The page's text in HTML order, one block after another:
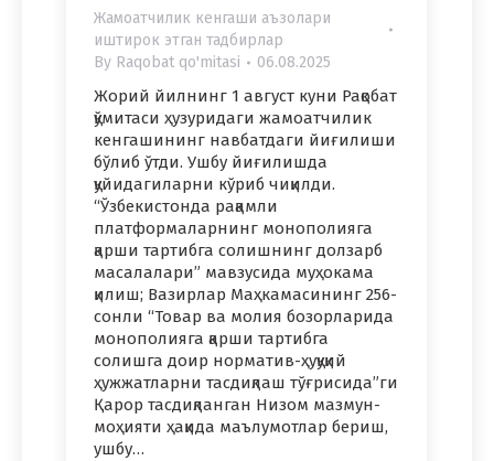
Жамоатчилик кенгаши аъзолари
иштирок этган тадбирлар
By Raqobat qo'mitasi 06.08.2025
Жорий йилнинг 1 август куни Рақобат
қўмитаси ҳузуридаги жамоатчилик
кенгашининг навбатдаги йиғилиши
бўлиб ўтди. Ушбу йиғилишда
қуйидагиларни кўриб чиқилди.
“Ўзбекистонда рақамли
платформаларнинг монополияга
қарши тартибга солишнинг долзарб
масалалари” мавзусида муҳокама
қилиш; Вазирлар Маҳкамасининг 256-
сонли “Товар ва молия бозорларида
монополияга қарши тартибга
солишга доир норматив-ҳуқуқий
ҳужжатларни тасдиқлаш тўғрисида”ги
Қарор тасдиқланган Низом мазмун-
моҳияти ҳақида маълумотлар бериш,
ушбу…